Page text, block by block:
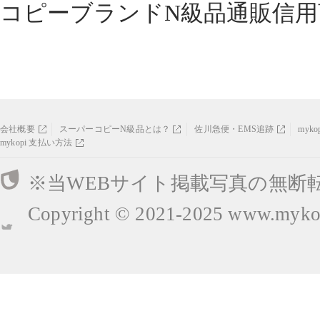
コピーブランドN級品通販信
会社概要 スーパーコピーN級品とは？ 佐川急便・EMS追跡
mykopi 支払い方法
※当WEBサイト掲載写真の無断
Copyright © 2021-2025